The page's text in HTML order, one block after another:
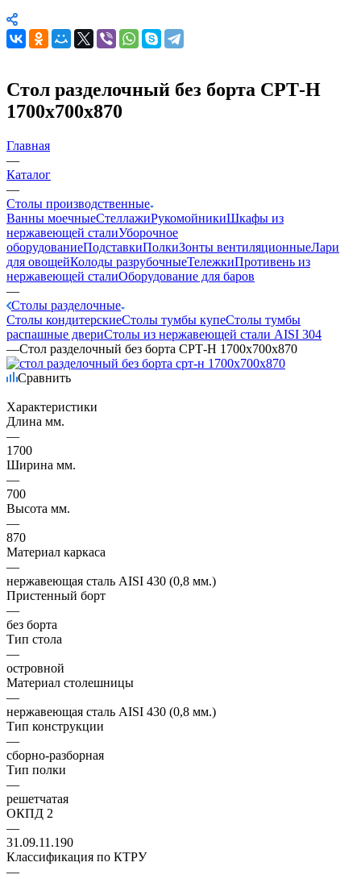
Стол разделочный без борта СРТ-Н
1700х700х870
Главная
—
Каталог
—
Столы производственные
Ванны моечныеСтеллажиРукомойникиШкафы из
нержавеющей сталиУборочное
оборудованиеПодставкиПолкиЗонты вентиляционныеЛари
для овощейКолоды разрубочныеТележкиПротивень из
нержавеющей сталиОборудование для баров
—
Столы разделочные
Столы кондитерскиеСтолы тумбы купеСтолы тумбы
распашные двериСтолы из нержавеющей стали AISI 304
—Стол разделочный без борта СРТ-Н 1700х700х870
Сравнить
Характеристики
Длина мм.
—
1700
Ширина мм.
—
700
Высота мм.
—
870
Материал каркаса
—
нержавеющая сталь AISI 430 (0,8 мм.)
Пристенный борт
—
без борта
Тип стола
—
островной
Материал столешницы
—
нержавеющая сталь AISI 430 (0,8 мм.)
Тип конструкции
—
сборно-разборная
Тип полки
—
решетчатая
ОКПД 2
—
31.09.11.190
Классификация по КТРУ
—